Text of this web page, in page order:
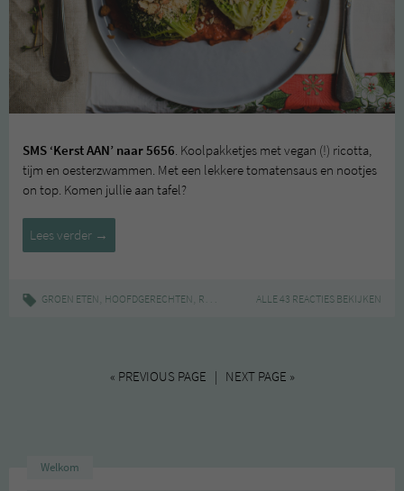
SMS ‘Kerst AAN’ naar 5656. Koolpakketjes met vegan (!) ricotta,
tijm en oesterzwammen. Met een lekkere tomatensaus en nootjes
on top. Komen jullie aan tafel?
Lees verder Koolpakketjes
met
ricotta
→
GROEN ETEN, HOOFDGERECHTEN, RECEPT GEVULD,KERST,KERSTRECEPT
ALLE 43 REACTIES BEKIJKEN
« PREVIOUS PAGE | NEXT PAGE »
Welkom